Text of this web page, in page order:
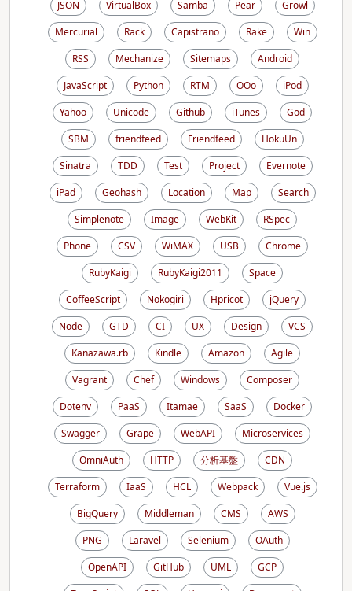
JSON
VirtualBox Samba Pear
Growl
Mercurial
Rack Capistrano Rake
Win
RSS
Mechanize Sitemaps
Android
JavaScript
Python RTM OOo
iPod
Yahoo
Unicode Github iTunes
God
SBM
friendfeed Friendfeed
HokuUn
Sinatra
TDD Test Project
Evernote
iPad
Geohash Location Map
Search
Simplenote
Image WebKit
RSpec
Phone
CSV WiMAX USB
Chrome
RubyKaigi
RubyKaigi2011
Space
CoffeeScript
Nokogiri Hpricot
jQuery
Node
GTD CI UX Design
VCS
Kanazawa.rb
Kindle Amazon
Agile
Vagrant
Chef Windows
Composer
Dotenv
PaaS Itamae SaaS
Docker
Swagger
Grape WebAPI
Microservices
OmniAuth
HTTP 分析基盤
CDN
Terraform
IaaS HCL Webpack
Vue.js
BigQuery
Middleman CMS
AWS
PNG
Laravel Selenium
OAuth
OpenAPI
GitHub UML
GCP